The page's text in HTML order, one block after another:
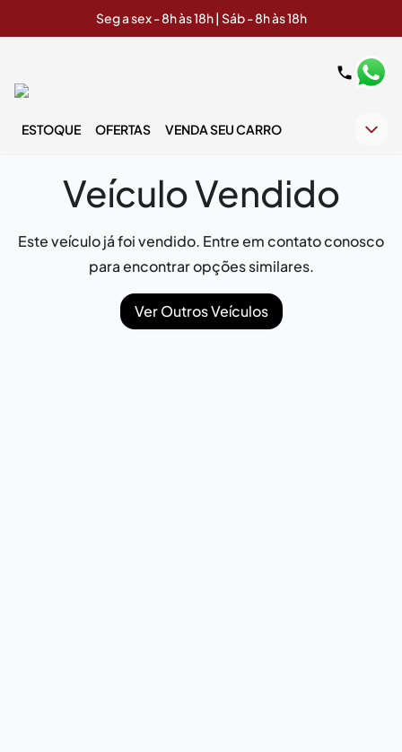
Seg a sex - 8h às 18h | Sáb - 8h às 18h
ESTOQUE OFERTAS VENDA SEU CARRO
Veículo Vendido
Este veículo já foi vendido. Entre em contato conosco
para encontrar opções similares.
Ver Outros Veículos